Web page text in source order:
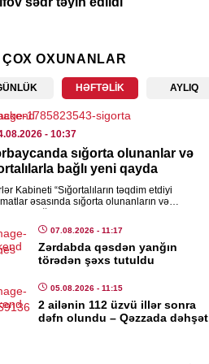
Malayziyadakı və
səfirləri geri çağırıldı
Nağdəliyev səfir təyin edildi
- 13:19
ləğv edildi
- 13:16
OXUNANLAR
HƏFTƏLIK AYLIQ
- 10:37
sığorta olunanlar və
bağlı yeni qayda
Kabineti “Sığortalıların təqdim etdiyi
əsasında sığorta olunanların və
xəbər verir ki, bununla […]
07.08.2026 - 11:17
Zərdabda qəsdən yanğın
törədən şəxs tutuldu
05.08.2026 - 11:15
2 ailənin 112 üzvü illər sonra
dəfn olundu – Qəzzada dəhşət